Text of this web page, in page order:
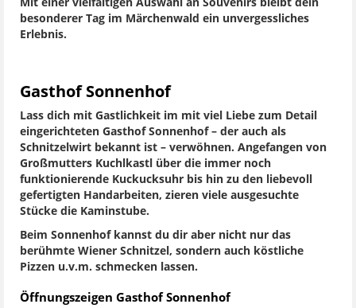
besonderer Tag im Märchenwald ein unvergessliches
Erlebnis.
Gasthof Sonnenhof
Lass dich mit Gastlichkeit im mit viel Liebe zum Detail
eingerichteten Gasthof Sonnenhof – der auch als
Schnitzelwirt bekannt ist – verwöhnen. Angefangen von
Großmutters Kuchlkastl über die immer noch
funktionierende Kuckucksuhr bis hin zu den liebevoll
gefertigten Handarbeiten, zieren viele ausgesuchte
Stücke die Kaminstube.
Beim Sonnenhof kannst du dir aber nicht nur das
berühmte Wiener Schnitzel, sondern auch köstliche
Pizzen u.v.m. schmecken lassen.
Öffnungszeigen Gasthof Sonnenhof